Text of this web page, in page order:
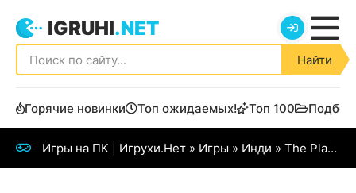
IGRUHI.NET
Найти
Горячие новинки Топ ожидаемых! Топ 100
Игры на ПК | Игрухи.Нет » Игры » Инди » The Planet Crafter